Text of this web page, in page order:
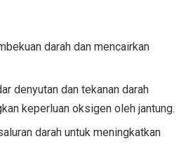
darah dan mencairkan
denyutan dan tekanan darah
keperluan oksigen oleh jantung.
darah untuk meningkatkan